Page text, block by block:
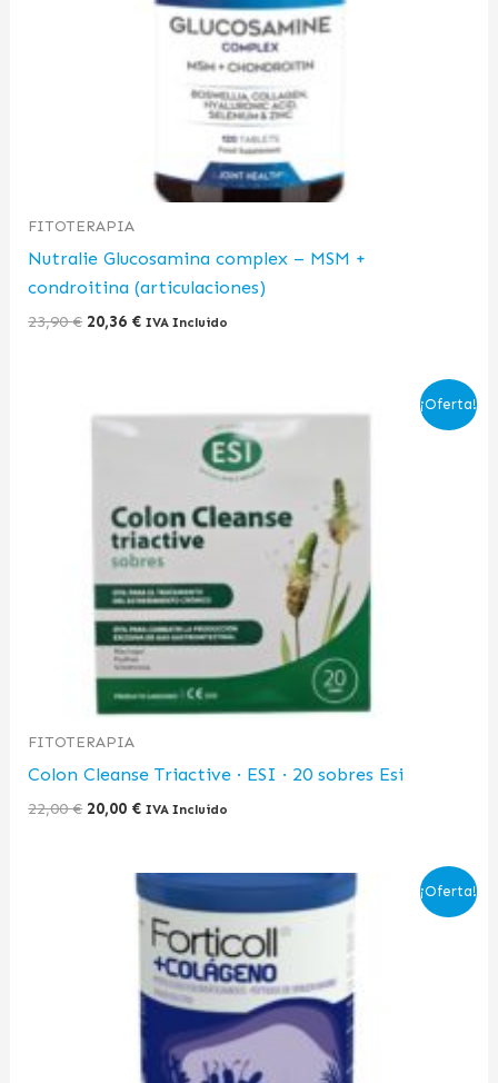
FITOTERAPIA
Nutralie Glucosamina complex – MSM +
condroitina (articulaciones)
23,90€ 20,36 € IVA Incluido
¡Oferta!
FITOTERAPIA
Colon Cleanse Triactive · ESI · 20 sobres Esi
22,00€
precio
original
20,00 €
precio
IVA Incluido
¡Oferta!
precio
original
El
precio
actual
es:
21,00 €.